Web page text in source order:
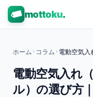
mottoku.
ホーム › コラム › 電動空気入
電動空気入れ
ル）の選び方